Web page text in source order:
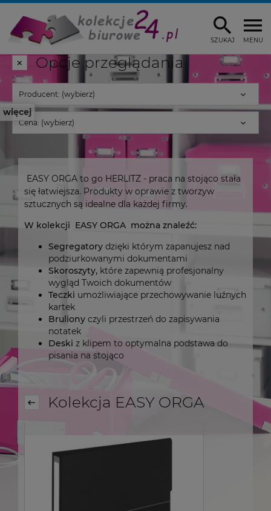
MENU
SZUKAJ
Opcje przeglądania
Producent: (wybierz)
Cena: (wybierz)
więcej
EASY ORGA to go HERLITZ - praca na stojąco stała
się łatwiejsza. Produkty w oprawie z tworzyw
sztucznych są idealne dla każdej firmy.
W kolekcji EASY ORGA można znaleźć:
Segregatory dzięki którym zapanujesz nad
podziurkowanymi dokumentami
Skoroszyty, które zapewnią profesjonalny
wygląd Twoich dokumentów
Teczki umożliwiające przechowywanie luźnych
kartek
Bruliony czyli przestrzeń do zapisywania
notatek
Deski z klipem to optymalna podstawa do
pisania na stojąco
Kolekcja EASY ORGA